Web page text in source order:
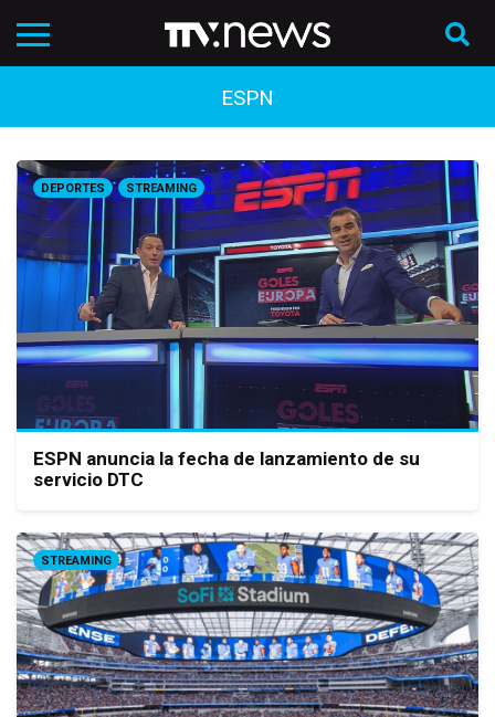
ESPN
DEPORTES STREAMING
ESPN anuncia la fecha de lanzamiento de su
servicio DTC
STREAMING